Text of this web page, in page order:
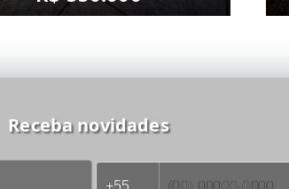
Receba novidades